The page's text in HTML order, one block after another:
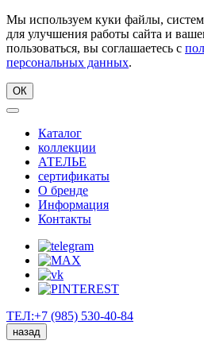
Мы используем куки файлы,
для улучшения работы сайта и
пользоваться, вы соглашаетесь с
персональных данных.
ОК
Каталог
коллекции
АТЕЛЬЕ
сертификаты
О бренде
Информация
Контакты
ТЕЛ:+7 (985) 530-40-84
назад